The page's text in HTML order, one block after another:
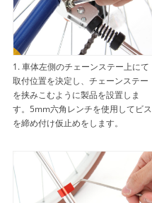
1. 車体左側のチェーンステー上にて
取付位置を決定し、チェーンステー
を挟みこむように製品を設置しま
す。5mm六角レンチを使用してビス
を締め付け仮止めをします。